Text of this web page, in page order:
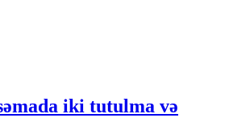
iki tutulma və